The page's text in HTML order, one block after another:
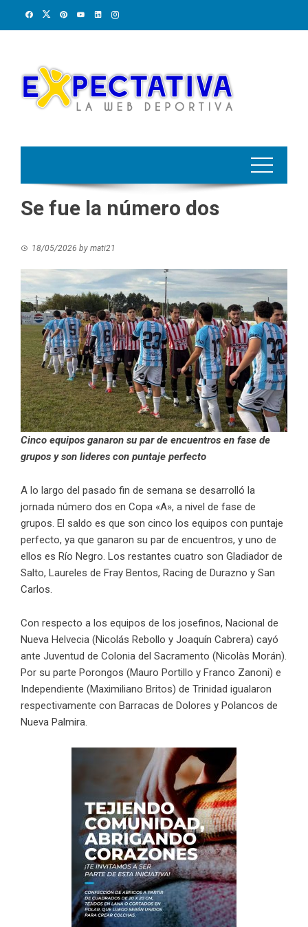
Se fue la número dos
18/05/2026 by mati21
Cinco equipos ganaron su par de encuentros en fase de
grupos y son lideres con puntaje perfecto
A lo largo del pasado fin de semana se desarrolló la
jornada número dos en Copa «A», a nivel de fase de
grupos. El saldo es que son cinco los equipos con puntaje
perfecto, ya que ganaron su par de encuentros, y uno de
ellos es Río Negro. Los restantes cuatro son Gladiador de
Salto, Laureles de Fray Bentos, Racing de Durazno y San
Carlos.
Con respecto a los equipos de los josefinos, Nacional de
Nueva Helvecia (Nicolás Rebollo y Joaquín Cabrera) cayó
ante Juventud de Colonia del Sacramento (Nicolàs Morán).
Por su parte Porongos (Mauro Portillo y Franco Zanoni) e
Independiente (Maximiliano Britos) de Trinidad igualaron
respectivamente con Barracas de Dolores y Polancos de
Nueva Palmira.